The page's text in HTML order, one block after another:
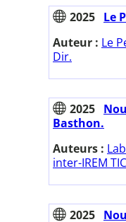
2025 Le
Auteur : Le
Dir.
2025
Basthon.
Auteurs :
inter-IREM
2025